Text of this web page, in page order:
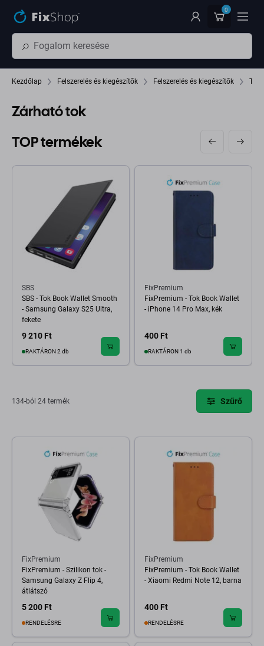
0
Kezdőlap Felszerelés és kiegészítők Felszerelés és kiegészítők
Zárható tok
TOP termékek
SBS
SBS - Tok Book Wallet Smooth
- Samsung Galaxy S25 Ultra,
fekete
9 210 Ft
RAKTÁRON 2 db
FixPremium
FixPremium - Tok Book Wallet
- iPhone 14 Pro Max, kék
400 Ft
RAKTÁRON 1 db
134-ból 24 termék Szűrő
FixPremium
FixPremium - Szilikon tok -
Samsung Galaxy Z Flip 4,
átlátszó
5 200 Ft
RENDELÉSRE
FixPremium
FixPremium - Tok Book Wallet
- Xiaomi Redmi Note 12, barna
400 Ft
RENDELÉSRE